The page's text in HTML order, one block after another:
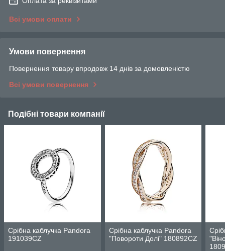
Всі умови оплати
Умови повернення
Повернення товару впродовж 14 днів за домовленістю
Всі умови повернення
Подібні товари компанії
Срібна каблучка Pandora
191039CZ
Срібна каблучка Pandora
"Повороти Долі" 180892CZ